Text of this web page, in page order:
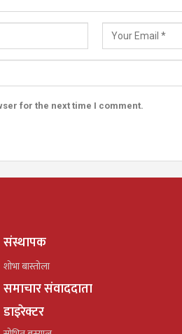
for the next time I comment.
संस्थापक
शोभा बास्तोला
समाचार संवाददाता
डाइरेक्टर